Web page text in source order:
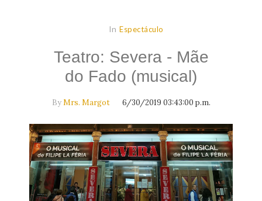
In Espectáculo
Teatro: Severa - Mãe
do Fado (musical)
ByMrs. Margot 6/30/2019 03:43:00 p.m.